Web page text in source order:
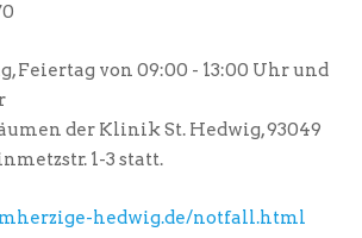
Feiertag von 09:00 - 13:00 Uhr und
der Klinik St. Hedwig, 93049
1-3 statt.
hedwig.de/notfall.html